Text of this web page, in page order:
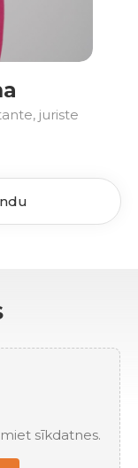
juriste
sīkdatnes.